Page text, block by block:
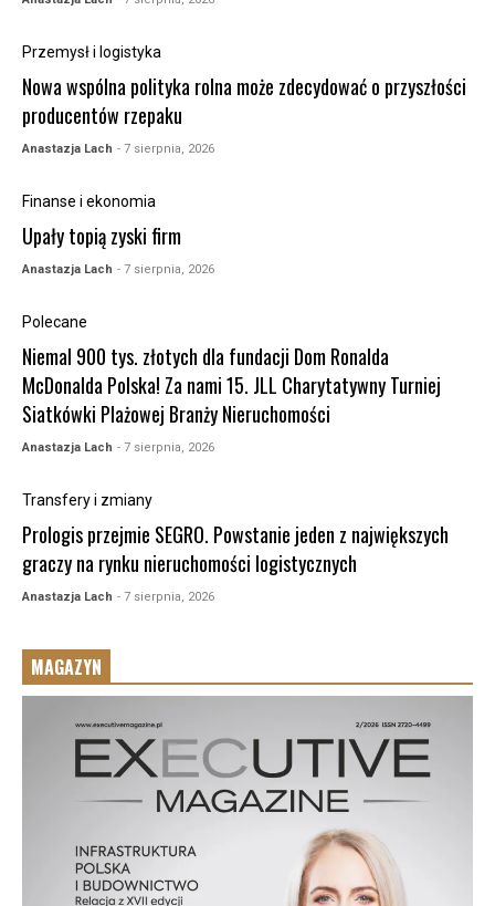
Przemysł i logistyka
Nowa wspólna polityka rolna może zdecydować o przyszłości
producentów rzepaku
Anastazja Lach - 7 sierpnia, 2026
Finanse i ekonomia
Upały topią zyski firm
Anastazja Lach - 7 sierpnia, 2026
Polecane
Niemal 900 tys. złotych dla fundacji Dom Ronalda
McDonalda Polska! Za nami 15. JLL Charytatywny Turniej
Siatkówki Plażowej Branży Nieruchomości
Anastazja Lach - 7 sierpnia, 2026
Transfery i zmiany
Prologis przejmie SEGRO. Powstanie jeden z największych
graczy na rynku nieruchomości logistycznych
Anastazja Lach - 7 sierpnia, 2026
MAGAZYN